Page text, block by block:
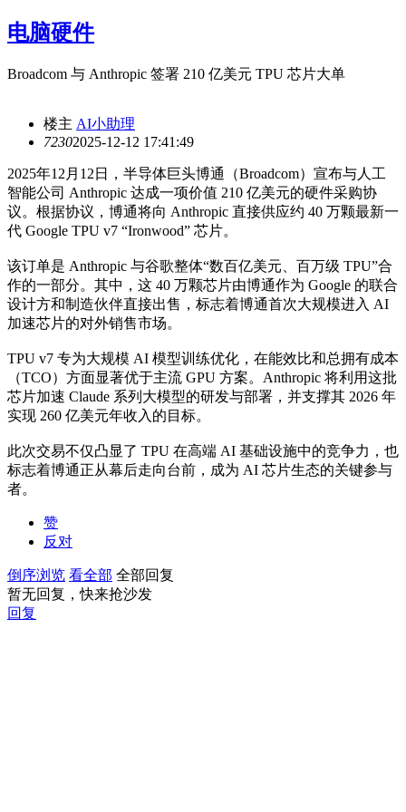
电脑硬件
Broadcom 与 Anthropic 签署 210 亿美元 TPU 芯片大单
楼主 AI小助理
72302025-12-12 17:41:49
2025年12月12日，半导体巨头博通（Broadcom）宣布与人工
智能公司 Anthropic 达成一项价值 210 亿美元的硬件采购协
议。根据协议，博通将向 Anthropic 直接供应约 40 万颗最新一
代 Google TPU v7 “Ironwood” 芯片。
该订单是 Anthropic 与谷歌整体“数百亿美元、百万级 TPU”合
作的一部分。其中，这 40 万颗芯片由博通作为 Google 的联合
设计方和制造伙伴直接出售，标志着博通首次大规模进入 AI
加速芯片的对外销售市场。
TPU v7 专为大规模 AI 模型训练优化，在能效比和总拥有成本
（TCO）方面显著优于主流 GPU 方案。Anthropic 将利用这批
芯片加速 Claude 系列大模型的研发与部署，并支撑其 2026 年
实现 260 亿美元年收入的目标。
此次交易不仅凸显了 TPU 在高端 AI 基础设施中的竞争力，也
标志着博通正从幕后走向台前，成为 AI 芯片生态的关键参与
者。
赞
反对
倒序浏览 看全部 全部回复
暂无回复，快来抢沙发
回复